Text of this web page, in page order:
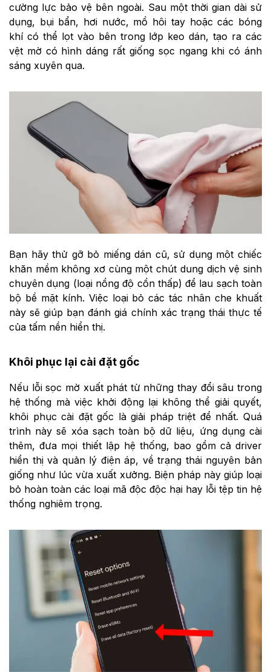
cường lực bảo vệ bên ngoài. Sau một thời gian dài sử
dụng, bụi bẩn, hơi nước, mồ hôi tay hoặc các bóng
khí có thể lọt vào bên trong lớp keo dán, tạo ra các
vệt mờ có hình dáng rất giống sọc ngang khi có ánh
sáng xuyên qua.
Bạn hãy thử gỡ bỏ miếng dán cũ, sử dụng một chiếc
khăn mềm không xơ cùng một chút dung dịch vệ sinh
chuyên dụng (loại nồng độ cồn thấp) để lau sạch toàn
bộ bề mặt kính. Việc loại bỏ các tác nhân che khuất
này sẽ giúp bạn đánh giá chính xác trạng thái thực tế
của tấm nền hiển thị.
Khôi phục lại cài đặt gốc
Nếu lỗi sọc mờ xuất phát từ những thay đổi sâu trong
hệ thống mà việc khởi động lại không thể giải quyết,
khôi phục cài đặt gốc là giải pháp triệt để nhất. Quá
trình này sẽ xóa sạch toàn bộ dữ liệu, ứng dụng cài
thêm, đưa mọi thiết lập hệ thống, bao gồm cả driver
hiển thị và quản lý điện áp, về trạng thái nguyên bản
giống như lúc vừa xuất xưởng. Biện pháp này giúp loại
bỏ hoàn toàn các loại mã độc độc hại hay lỗi tệp tin hệ
thống nghiêm trọng.